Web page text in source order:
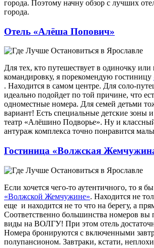
города. Поэтому начну обзор с лучших
города.
Отель «Алёша Попович»
Для тех, кто путешествует в одиночку или
командировку, я порекомендую гостиницу
. Находится в самом центре. Для соло-
идеально подойдет по той причине, что
одноместные номера. Для семей детьми
вариант! Есть специальные детские зоны
театр «Алёшино Подворье». Ну и
антураж комплекса точно понравится
Гостиница «Волжская
Если хочется чего-то аутентичного, то я
«Волжской Жемчужине». Находится не
еще и находится не то что на берегу, а
Соответственно большинства номеров вы
виды на ВОЛГУ! При этом отель
Номера бронируются с включенными
полупансионом. Завтраки, кстати,